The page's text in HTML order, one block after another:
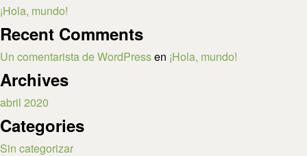
¡Hola, mundo!
Recent Comments
Un comentarista de WordPressen ¡Hola, mundo!
Archives
abril 2020
Categories
Sin categorizar